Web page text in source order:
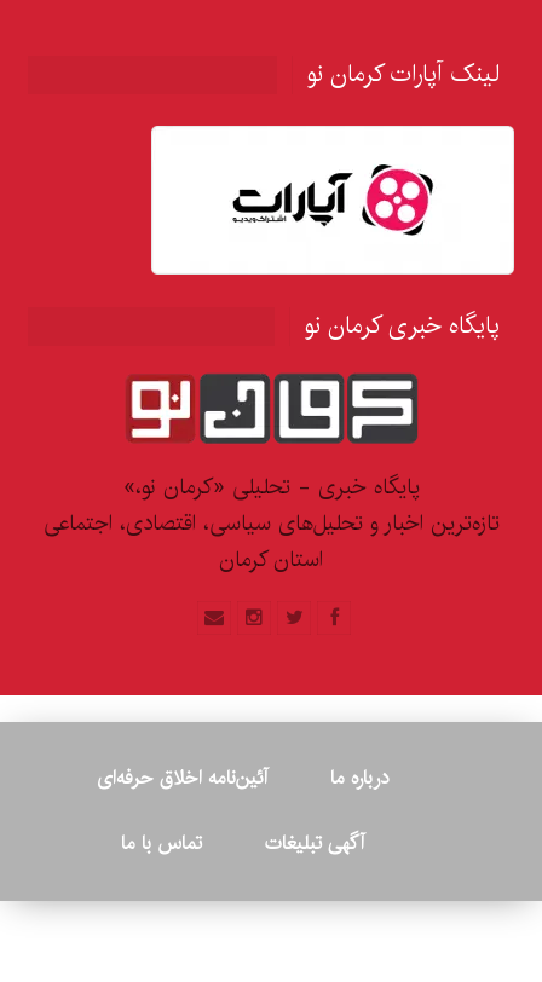
لینک آپارات کرمان نو
پایگاه خبری کرمان نو
پایگاه خبری - تحلیلی «کرمان نو،»
تازه‌ترین اخبار و تحلیل‌های سیاسی، اقتصادی، اجتماعی
استان کرمان
درباره ما
آئین‌نامه اخلاق حرفه‌ای
آگهی تبلیغات
تماس با ما